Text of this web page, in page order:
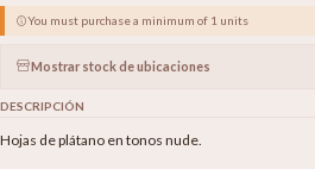
You must purchase a minimum of 1 units
Mostrar stock de ubicaciones
DESCRIPCIÓN
Hojas de plátano en tonos nude.